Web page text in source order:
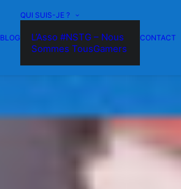
BLOG
QUI SUIS-JE ?
L’Asso #NSTG – Nous
Sommes TousGamers
CONTACT